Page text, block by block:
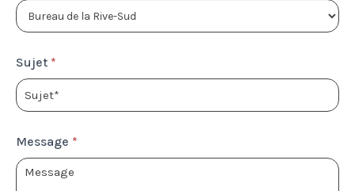
Sujet *
Message *